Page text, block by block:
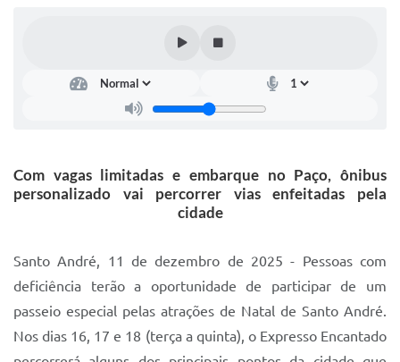
Lei de acesso à informação
Ouvidoria da Cidade
Parque Escola
Quadra Fiscal
Com vagas limitadas e embarque no Paço, ônibus
personalizado vai percorrer vias enfeitadas pela
cidade
Santo André, 11 de dezembro de 2025 - Pessoas com
deficiência terão a oportunidade de participar de um
passeio especial pelas atrações de Natal de Santo André.
Nos dias 16, 17 e 18 (terça a quinta), o Expresso Encantado